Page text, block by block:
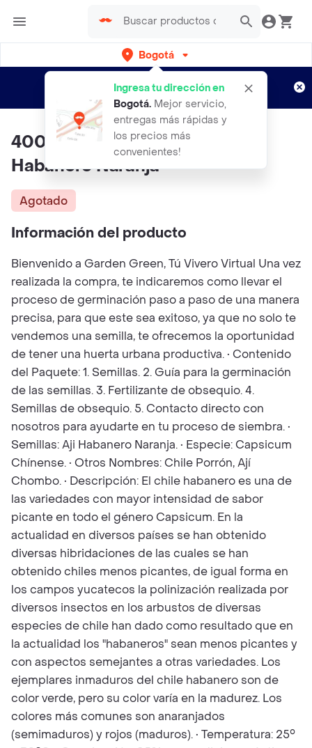
Bogotá
Ingresa tu dirección en
Bogotá. Mejor servicio,
entregas más rápidas y
los precios más
convenientes!
envíos gratis por semanas
Aplican TyC
400 Semillas Orgánicas De Ají
Habanero Naranja
Agotado
Información del producto
Bienvenido a Garden Green, Tú Vivero Virtual Una vez
realizada la compra, te indicaremos como llevar el
proceso de germinación paso a paso de una manera
precisa, para que este sea exitoso, ya que no solo te
vendemos una semilla, te ofrecemos la oportunidad
de tener una huerta urbana productiva. • Contenido
del Paquete: 1. Semillas. 2. Guía para la germinación
de las semillas. 3. Fertilizante de obsequio. 4.
Semillas de obsequio. 5. Contacto directo con
nosotros para ayudarte en tu proceso de siembra. •
Semillas: Aji Habanero Naranja. • Especie: Capsicum
Chínense. • Otros Nombres: Chile Porrón, Ají
Chombo. • Descripción: El chile habanero es una de
las variedades con mayor intensidad de sabor
picante en todo el género Capsicum. En la
actualidad en diversos países se han obtenido
diversas hibridaciones de las cuales se han
obtenido chiles menos picantes, de igual forma en
los campos yucatecos la polinización realizada por
diversos insectos en los arbustos de diversas
especies de chile han dado como resultado que en
la actualidad los "habaneros" sean menos picantes y
con aspectos semejantes a otras variedades. Los
ejemplares inmaduros del chile habanero son de
color verde, pero su color varía en la madurez. Los
colores más comunes son anaranjados
(semimaduros) y rojos (maduros). • Temperatura: 25°